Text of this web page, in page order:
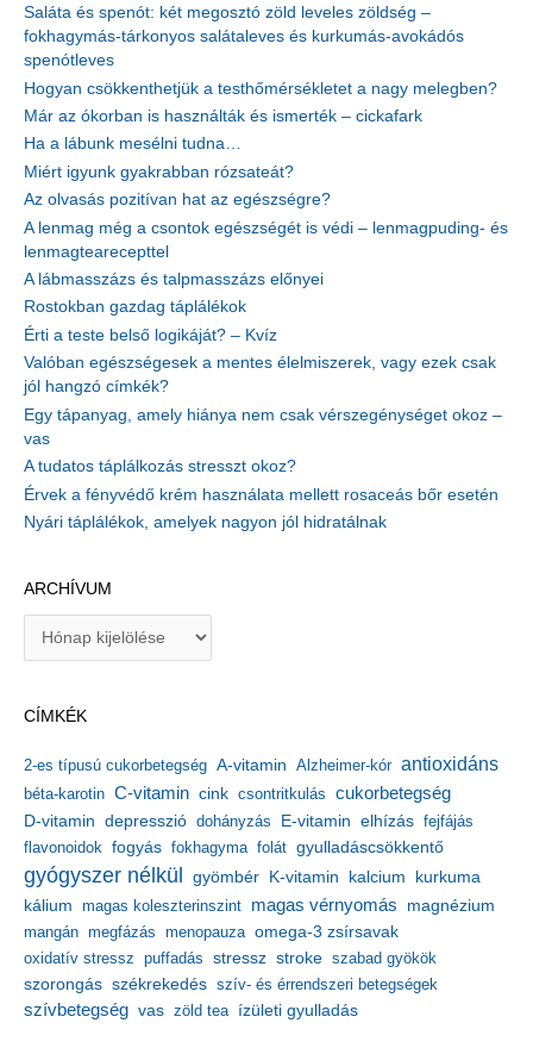
Saláta és spenót: két megosztó zöld leveles zöldség –
fokhagymás-tárkonyos salátaleves és kurkumás-avokádós
spenótleves
Hogyan csökkenthetjük a testhőmérsékletet a nagy melegben?
Már az ókorban is használták és ismerték – cickafark
Ha a lábunk mesélni tudna…
Miért igyunk gyakrabban rózsateát?
Az olvasás pozitívan hat az egészségre?
A lenmag még a csontok egészségét is védi – lenmagpuding- és
lenmagtearecepttel
A lábmasszázs és talpmasszázs előnyei
Rostokban gazdag táplálékok
Érti a teste belső logikáját? – Kvíz
Valóban egészségesek a mentes élelmiszerek, vagy ezek csak
jól hangzó címkék?
Egy tápanyag, amely hiánya nem csak vérszegénységet okoz –
vas
A tudatos táplálkozás stresszt okoz?
Érvek a fényvédő krém használata mellett rosaceás bőr esetén
Nyári táplálékok, amelyek nagyon jól hidratálnak
ARCHÍVUM
í
u
m
CÍMKÉK
2-es típusú cukorbetegség A-vitamin Alzheimer-kór antioxidáns
béta-karotin C-vitamin cink csontritkulás cukorbetegség
D-vitamin depresszió dohányzás E-vitamin elhízás fejfájás
flavonoidok fogyás fokhagyma folát gyulladáscsökkentő
gyógyszer nélkül gyömbér K-vitamin kalcium kurkuma
kálium magas koleszterinszint magas vérnyomás magnézium
mangán megfázás menopauza omega-3 zsírsavak
oxidatív stressz puffadás stressz stroke szabad gyökök
szorongás székrekedés szív- és érrendszeri betegségek
szívbetegség vas zöld tea ízületi gyulladás